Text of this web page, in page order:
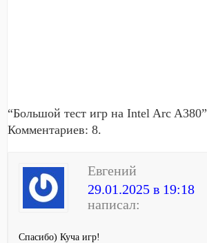
“Большой тест игр на Intel Arc A380”
Комментариев: 8.
Евгений
29.01.2025 в 19:18
написал:
Спасибо) Куча игр!